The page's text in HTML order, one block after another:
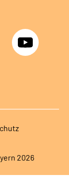
Youtube
2026